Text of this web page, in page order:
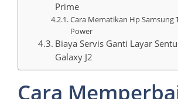
Prime
Cara Mematikan Hp Samsung
Power
Biaya Servis Ganti Layar
Galaxy J2
Cara